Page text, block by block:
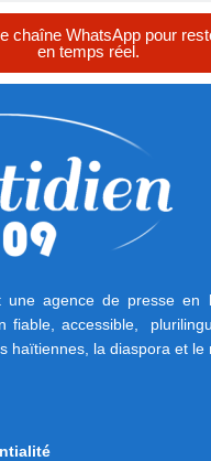
chaîne WhatsApp pour
en temps réel.
une agence de presse en
fiable, accessible,
haïtiennes, la diaspora et le